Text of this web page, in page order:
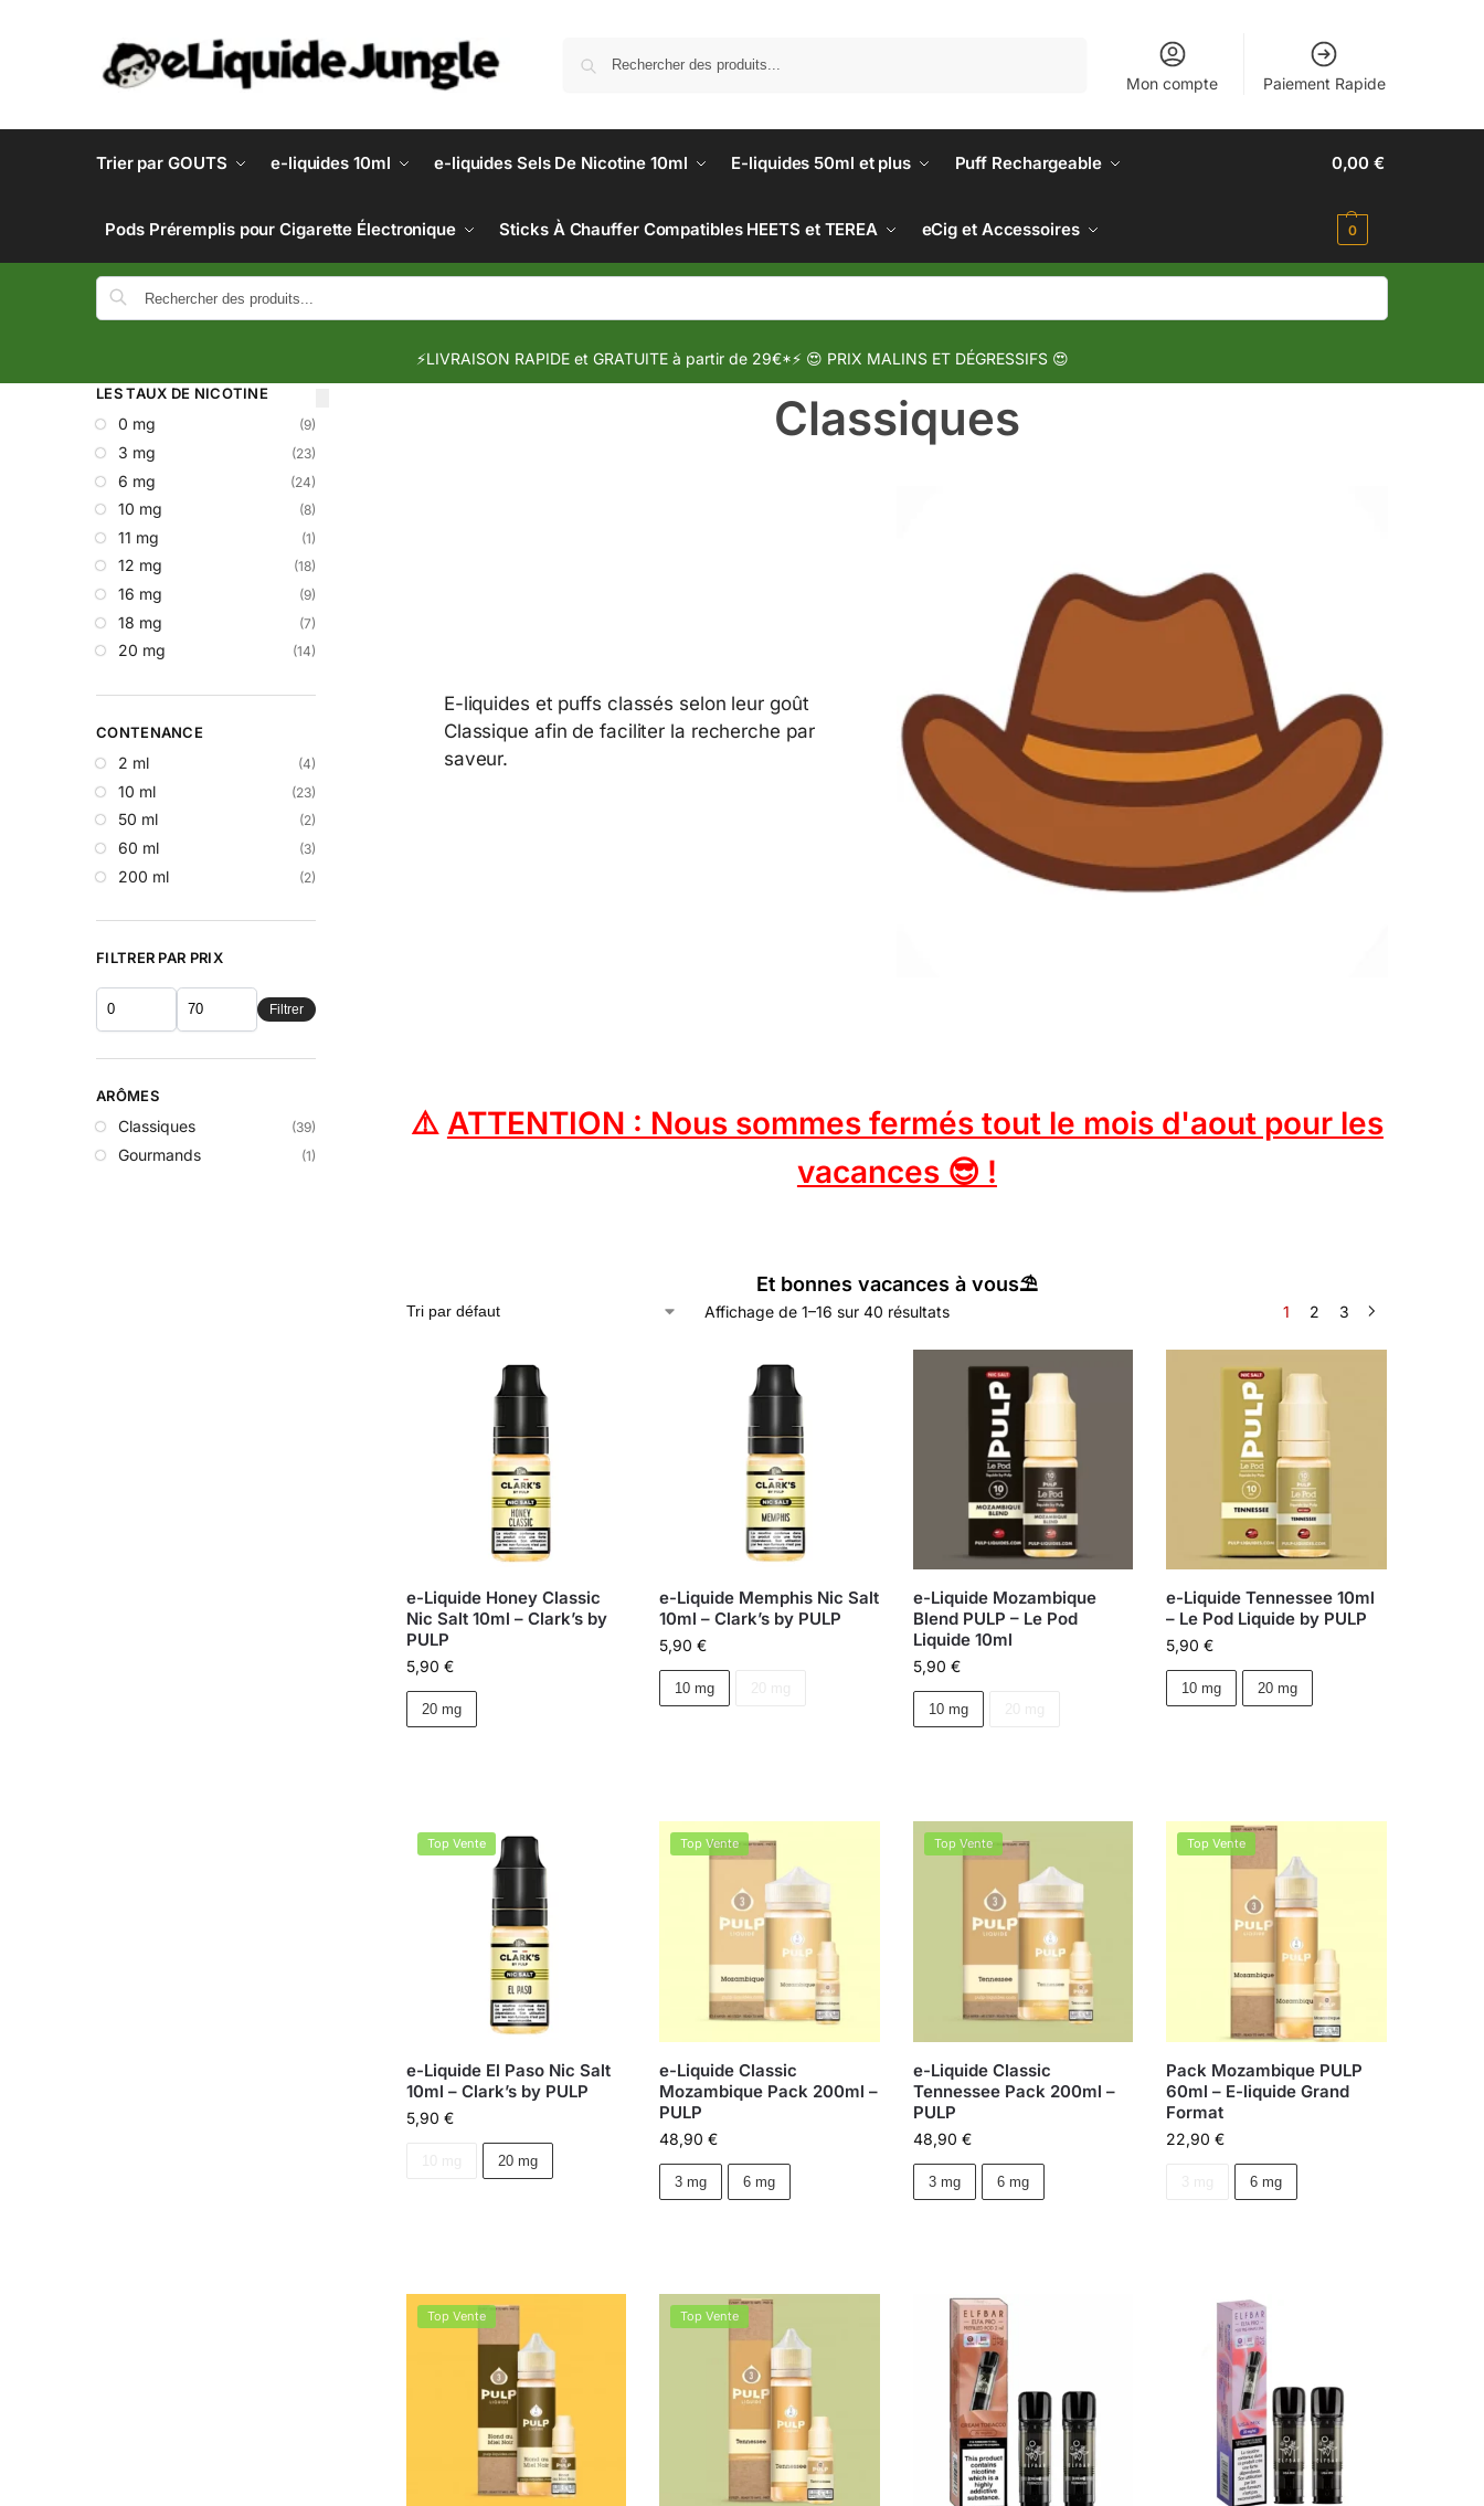
Mon compte Paiement Rapide
Trier par GOUTS e-liquides 10ml e-liquides Sels De Nicotine 10ml E-liquides 50ml et plus Puff Rechargeable
Pods Préremplis pour Cigarette Électronique Sticks À Chauffer Compatibles HEETS et TEREA eCig et Accessoires
0,00€
0
⚡LIVRAISON RAPIDE et GRATUITE à partir de 29€*⚡ 😍 PRIX MALINS ET DÉGRESSIFS 😍
Classiques
E-liquides et puffs classés selon leur goût
Classique afin de faciliter la recherche par
saveur.
⚠️ ATTENTION : Nous sommes fermés tout le mois d'aout pour les
vacances 😎 !
Et bonnes vacances à vous⛱️
Affichage de 1–16 sur 40 résultats 1 2 3
e-Liquide Honey Classic
Nic Salt 10ml – Clark’s by
PULP
5,90 €
20 mg
e-Liquide Memphis Nic Salt
10ml – Clark’s by PULP
5,90€
10 mg
e-Liquide Mozambique
Blend PULP – Le Pod
Liquide 10ml
5,90 €
10 mg
e-Liquide Tennessee 10ml
– Le Pod Liquide by PULP
5,90€
10 mg 20 mg
Top Vente
e-Liquide El Paso Nic Salt
10ml – Clark’s by PULP
5,90 €
20 mg
Top Vente
e-Liquide Classic
Mozambique Pack 200ml –
PULP
48,90€
3 mg 6 mg
Top Vente
e-Liquide Classic
Tennessee Pack 200ml –
PULP
48,90 €
3 mg 6 mg
Top Vente
Pack Mozambique PULP
60ml – E-liquide Grand
Format
22,90€
6 mg
Top Vente Top Vente
LES TAUX DE NICOTINE
0 mg (9)
3 mg (23)
6 mg (24)
10 mg (8)
11 mg (1)
12 mg (18)
16 mg (9)
18 mg (7)
20 mg (14)
CONTENANCE
2 ml (4)
10 ml (23)
50 ml (2)
60 ml (3)
200 ml (2)
FILTRER PAR PRIX
Filtrer
ARÔMES
Classiques (39)
Gourmands (1)